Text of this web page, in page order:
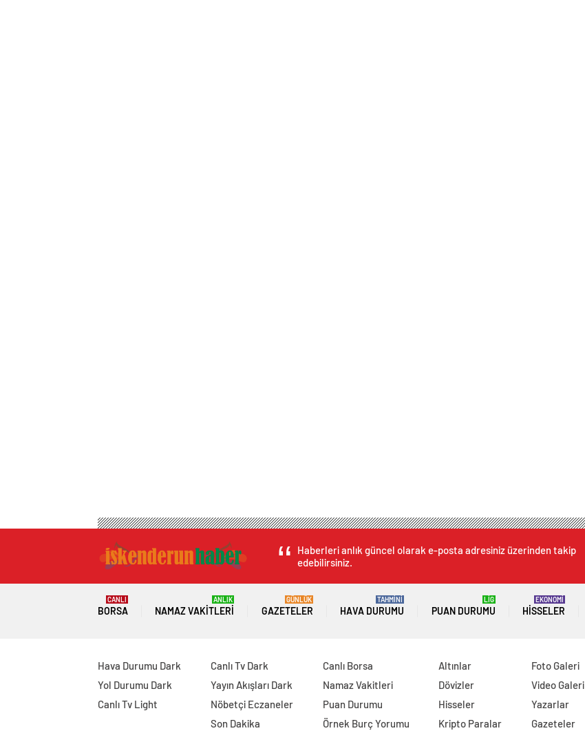
Haberleri anlık güncel olarak e-posta adresiniz üzerinden takip
edebilirsiniz.
BORSA
CANLI
NAMAZ VAKITLERI
ANLIK
GAZETELER
GÜNLÜK
HAVA DURUMU
TAHMİNİ
PUAN DURUMU
LİG
HISSELER
EKONOMİ
Hava Durumu Dark
Yol Durumu Dark
Canlı Tv Light
Canlı Tv Dark
Yayın Akışları Dark
Nöbetçi Eczaneler
Son Dakika
Canlı Borsa
Namaz Vakitleri
Puan Durumu
Örnek Burç Yorumu
Altınlar
Dövizler
Hisseler
Kripto Paralar
Foto Galeri
Video Galeri
Yazarlar
Gazeteler